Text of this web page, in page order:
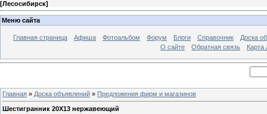
[Лесосибирск]
Меню сайта
Главная страница Афиша Фотоальбом Форум Блоги Справочник
Доска
О сайте
Обратная связь Карта
Главная » Доска объявлений » Предложения фирм и магазинов
Шестигранник 20Х13 нержавеющий